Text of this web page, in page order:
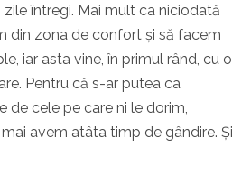
întregi. Mai mult ca niciodată
din zona de confort și să facem
iar asta vine, în primul rând, cu o
Pentru că s-ar putea ca
de cele pe care ni le dorim,
avem atâta timp de gândire. Și